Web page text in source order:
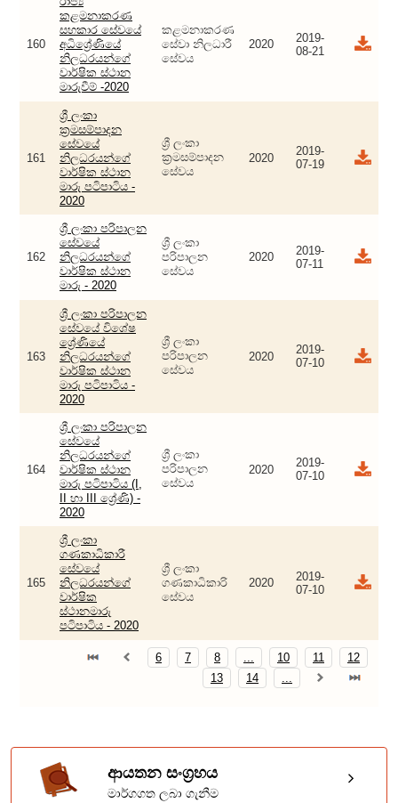
160
කළමනාකරණ
සහකාර සේවයේ
අධිශ්‍රේණියේ
නිලධරයන්ගේ
වාර්ෂික ස්ථාන
මාරුවීම් -2020
කළමනාකරණ
සේවා නිලධාරී
සේවය
2020
2019-
08-21
161
ශ්‍රී ලංකා
ක්‍රමසම්පාදන
සේවයේ
නිලධරයන්ගේ
වාර්ෂික ස්ථාන
මාරු පටිපාටිය -
2020
ශ්‍රී ලංකා
ක්‍රමසම්පාදන
සේවය
2020
2019-
07-19
162
ශ්‍රී ලංකා පරිපාලන
සේවයේ
නිලධරයන්ගේ
වාර්ෂික ස්ථාන
මාරු - 2020
ශ්‍රී ලංකා
පරිපාලන
සේවය
2020
2019-
07-11
163
ශ්‍රී ලංකා පරිපාලන
සේවයේ විශේෂ
ශ්‍රේණියේ
නිලධරයන්ගේ
වාර්ෂික ස්ථාන
මාරු පටිපාටිය -
2020
ශ්‍රී ලංකා
පරිපාලන
සේවය
2020
2019-
07-10
164
ශ්‍රී ලංකා පරිපාලන
සේවයේ
නිලධරයන්ගේ
වාර්ෂික ස්ථාන
මාරු පටිපාටිය (I,
II හා III ශ්‍රේණි) -
2020
ශ්‍රී ලංකා
පරිපාලන
සේවය
2020
2019-
07-10
165
ශ්‍රී ලංකා
ගණකාධිකාරී
සේවයේ
නිලධරයන්ගේ
වාර්ෂික
ස්ථානමාරු
පටිපාටිය - 2020
ශ්‍රී ලංකා
ගණකාධිකාරි
සේවය
2020
2019-
07-10
6 7 8 ... 10 11
12
13
14 ...
ආයතන සංග්‍රහය
මාර්ගගත ලබා ගැනීම